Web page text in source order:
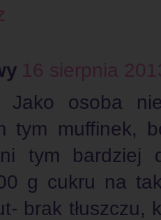
16 sierpnia
Jako osoba
tym
tym bardziej
g cukru na
brak tłuszczu,